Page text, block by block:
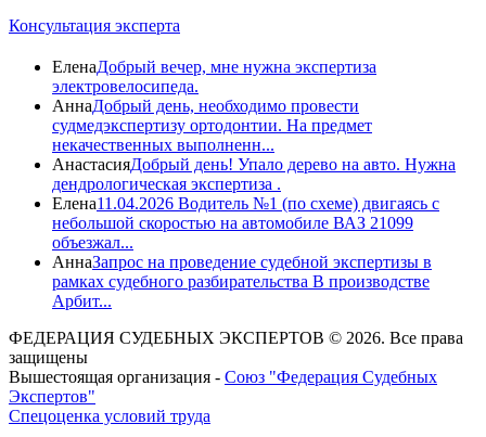
Консультация эксперта
ЕленаДобрый вечер, мне нужна экспертиза
электровелосипеда.
АннаДобрый день, необходимо провести
судмедэкспертизу ортодонтии. На предмет
некачественных выполненн...
АнастасияДобрый день! Упало дерево на авто. Нужна
дендрологическая экспертиза .
Елена11.04.2026 Водитель №1 (по схеме) двигаясь с
небольшой скоростью на автомобиле ВАЗ 21099
объезжал...
АннаЗапрос на проведение судебной экспертизы в
рамках судебного разбирательства В производстве
Арбит...
ФЕДЕРАЦИЯ СУДЕБНЫХ ЭКСПЕРТОВ © 2026. Все права
защищены
Вышестоящая организация - Союз "Федерация Судебных
Экспертов"
Спецоценка условий труда